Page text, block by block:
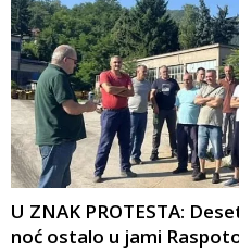
U ZNAK PROTESTA:
noć ostalo u jami